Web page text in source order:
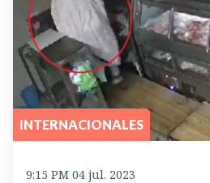
INTERNACIONALES
9:15 PM 04 jul. 2023